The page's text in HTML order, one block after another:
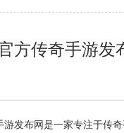
方传奇手游发
发布网是一家专注于传